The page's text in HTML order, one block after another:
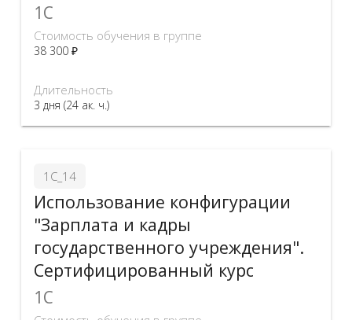
1C
Стоимость обучения в группе
38 300 ₽
Длительность
3 дня (24 ак. ч.)
1С_14
Использование конфигурации
"Зарплата и кадры
государственного учреждения".
Сертифицированный курс
1C